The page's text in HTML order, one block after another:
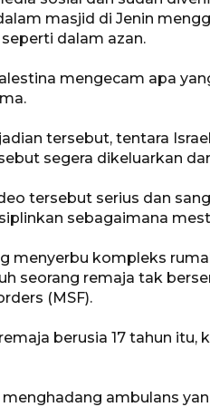
masjid di Jenin
dalam azan.
mengecam apa
tersebut, tentara
segera dikeluarkan
tersebut serius dan
sebagaimana
menyerbu kompleks
seorang remaja tak
(MSF).
berusia 17 tahun itu,
menghadang ambulans